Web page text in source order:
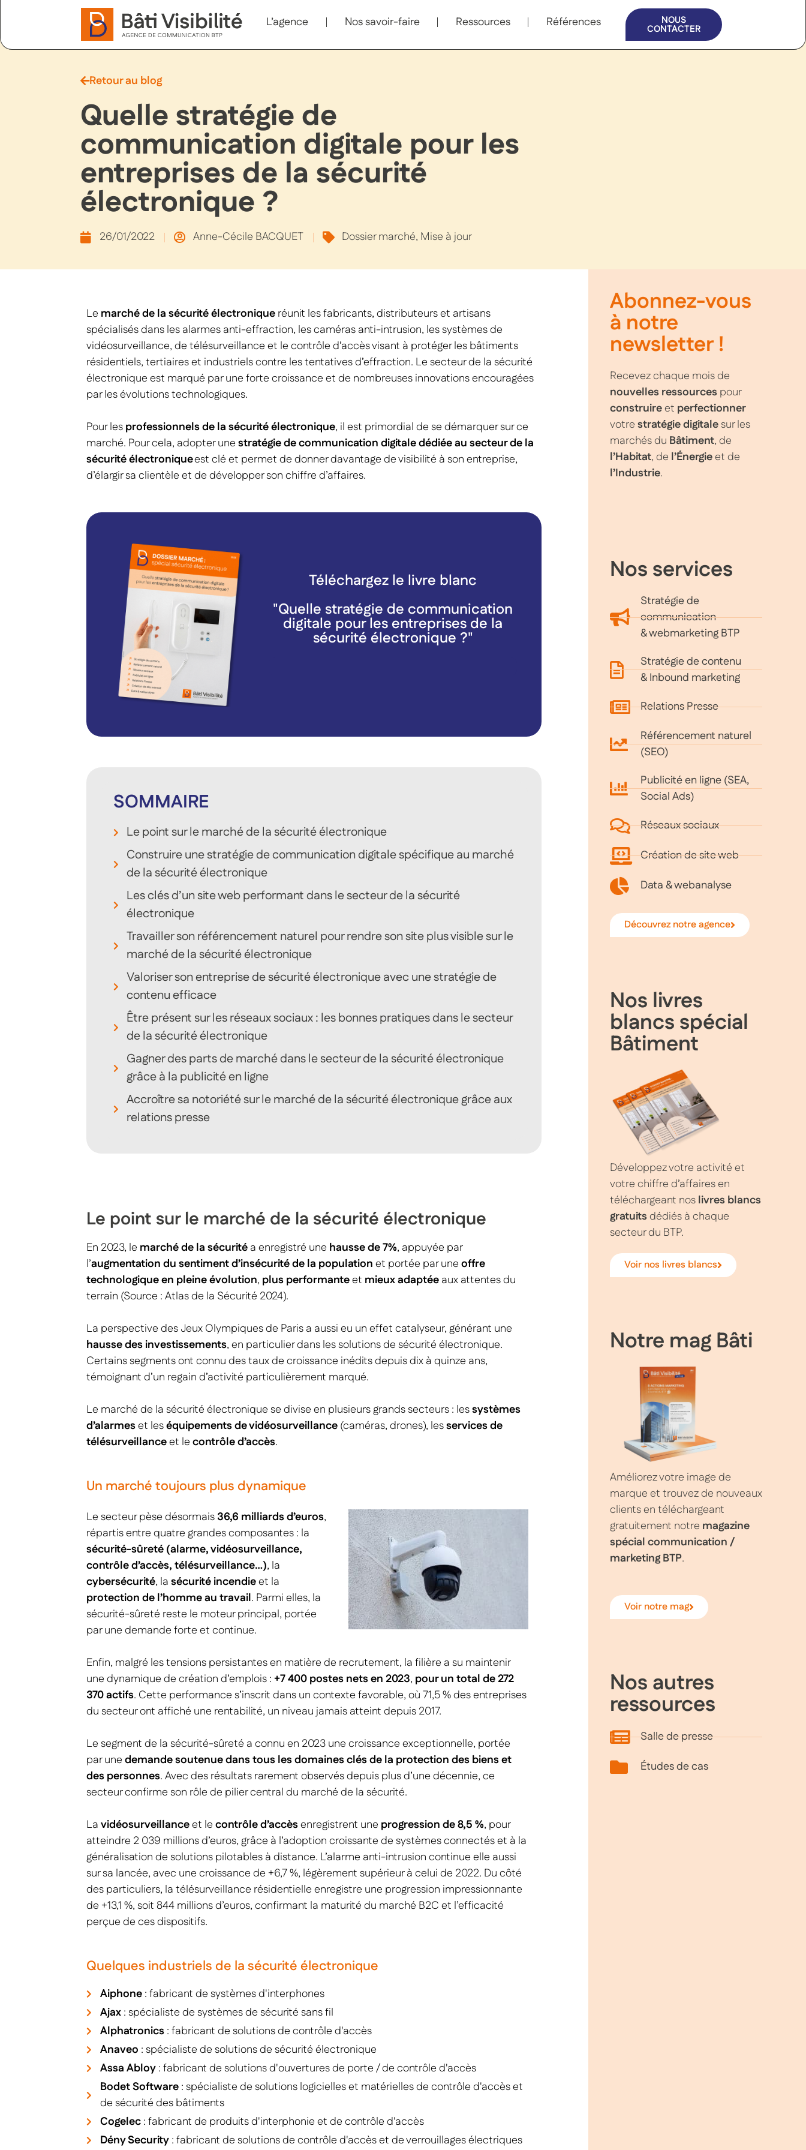
L’agence Nos savoir-faire Ressources Références NOUS
CONTACTER
Retour au blog
Quelle stratégie de
communication digitale pour les
entreprises de la sécurité
électronique ?
26/01/2022 Anne-Cécile BACQUET Dossier marché, Mise à jour
Le marché de la sécurité électroniqueréunit les fabricants, distributeurs et artisans
spécialisés dans les alarmes anti-effraction, les caméras anti-intrusion, les systèmes de
vidéosurveillance, de télésurveillance et le contrôle d’accès visant à protéger les bâtiments
résidentiels, tertiaires et industriels contre les tentatives d’effraction. Le secteur de la sécurité
électronique est marqué par une forte croissance et de nombreuses innovations encouragées
par les évolutions technologiques.
Pour lesprofessionnels de la sécurité électronique, il est primordial de se démarquer sur ce
marché. Pour cela, adopter unestratégie de communication digitale dédiée au secteur de la
sécurité électroniqueest clé et permet de donner davantage de visibilité à son entreprise,
d’élargir sa clientèle et de développer son chiffre d’affaires.
Téléchargez le livre blanc
"Quelle stratégie de communication
digitale pour les entreprises de la
sécurité électronique ?"
SOMMAIRE
Le point sur le marché de la sécurité électronique
Construire une stratégie de communication digitale spécifique au marché
de la sécurité électronique
Les clés d’un site web performant dans le secteur de la sécurité
électronique
Travailler son référencement naturel pour rendre son site plus visible sur le
marché de la sécurité électronique
Valoriser son entreprise de sécurité électronique avec une stratégie de
contenu efficace
Être présent sur les réseaux sociaux : les bonnes pratiques dans le secteur
de la sécurité électronique
Gagner des parts de marché dans le secteur de la sécurité électronique
grâce à la publicité en ligne
Accroître sa notoriété sur le marché de la sécurité électronique grâce aux
relations presse
Le point sur le marché de la sécurité électronique
En 2023, le marché de la sécuritéa enregistré une hausse de 7%, appuyée par
l’augmentation du sentiment d’insécuritéde la populationet portée par uneoffre
technologique en pleine évolution, plus performanteet mieux adaptéeaux attentes du
terrain (Source : Atlas de la Sécurité 2024).
La perspective des Jeux Olympiques de Paris a aussi eu un effet catalyseur, générant une
hausse des investissements, en particulier dans les solutions de sécurité électronique.
Certains segments ont connu des taux de croissance inédits depuis dix à quinze ans,
témoignant d’un regain d’activité particulièrement marqué.
Le marché de la sécurité électronique se divise en plusieurs grands secteurs : lessystèmes
d’alarmeset leséquipements de vidéosurveillance(caméras, drones), lesservices de
télésurveillanceet lecontrôle d’accès.
Un marché toujours plus dynamique
Le secteur pèse désormais36,6 milliards d’euros,
répartis entre quatre grandes composantes : la
sécurité-sûreté(alarme, vidéosurveillance,
contrôle d’accès, télésurveillance…), la
cybersécurité, lasécurité incendieet la
protection de l’homme au travail. Parmi elles, la
sécurité-sûreté reste le moteur principal, portée
par une demande forte et continue.
Enfin, malgré les tensions persistantes en matière de recrutement, la filière a su maintenir
une dynamique de création d’emplois :+7 400 postes nets en 2023, pour un total de 272
370 actifs. Cette performance s’inscrit dans un contexte favorable, où 71,5 % des entreprises
du secteur ont affiché une rentabilité, un niveau jamais atteint depuis 2017.
Le segment de la sécurité-sûreté a connu en 2023 une croissance exceptionnelle, portée
par unedemande soutenue dans tous les domaines clés de la protection des biens et
des personnes. Avec des résultats rarement observés depuis plus d’une décennie, ce
secteur confirme son rôle de pilier central du marché de la sécurité.
Lavidéosurveillanceet lecontrôle d’accèsenregistrent une progression de 8,5 %, pour
atteindre 2 039 millions d’euros, grâce à l’adoption croissante de systèmes connectés et à la
généralisation de solutions pilotables à distance. L’alarme anti-intrusion continue elle aussi
sur sa lancée, avec une croissance de +6,7 %, légèrement supérieur à celui de 2022. Du côté
des particuliers, la télésurveillance résidentielle enregistre une progression impressionnante
de +13,1 %, soit 844 millions d’euros, confirmant la maturité du marché B2C et l’efficacité
perçue de ces dispositifs.
Quelques industriels de la sécurité électronique
Aiphone: fabricant de systèmes d'interphones
Ajax: spécialiste de systèmes de sécurité sans fil
Alphatronics: fabricant de solutions de contrôle d'accès
Anaveo : spécialiste de solutions de sécurité électronique
Assa Abloy: fabricant de solutions d'ouvertures de porte / de contrôle d'accès
Bodet Software: spécialiste de solutions logicielles et matérielles de contrôle d'accès et
de sécurité des bâtiments
Cogelec: fabricant de produits d'interphonie et de contrôle d'accès
Dény Security: fabricant de solutions de contrôle d'accès et de verrouillages électriques
Abonnez-vous
à notre
newsletter !
Recevez chaque mois de
nouvelles ressourcespour
construireet perfectionner
votrestratégie digitalesur les
marchés du Bâtiment, de
l’Habitat, de l’Énergieet de
l’Industrie.
Nos services
Stratégie de
communication
& webmarketing BTP
Stratégie de contenu
& Inbound marketing
Relations Presse
Référencement naturel
(SEO)
Publicité en ligne (SEA,
Social Ads)
Réseaux sociaux
Création de site web
Data & webanalyse
Découvrez notre agence
Nos livres
blancs spécial
Bâtiment
Développez votre activité et
votre chiffre d’affaires en
téléchargeant noslivres blancs
gratuitsdédiés à chaque
secteur du BTP.
Voir nos livres blancs
Notre mag Bâti
Améliorez votre image de
marque et trouvez de nouveaux
clients en téléchargeant
gratuitement notre magazine
spécial communication /
marketing BTP.
Voir notre mag
Nos autres
ressources
Salle de presse
Études de cas